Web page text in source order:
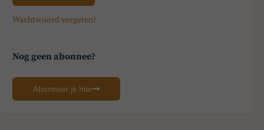
Wachtwoord vergeten?
Nog geen abonnee?
Abonneer je hier